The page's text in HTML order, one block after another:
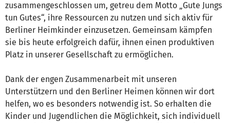
zusammengeschlossen um, getreu dem Motto „Gute Jungs
tun Gutes“, ihre Ressourcen zu nutzen und sich aktiv für
Berliner Heimkinder einzusetzen. Gemeinsam kämpfen
sie bis heute erfolgreich dafür, ihnen einen produktiven
Platz in unserer Gesellschaft zu ermöglichen.
Dank der engen Zusammenarbeit mit unseren
Unterstützern und den Berliner Heimen können wir dort
helfen, wo es besonders notwendig ist. So erhalten die
Kinder und Jugendlichen die Möglichkeit, sich individuell